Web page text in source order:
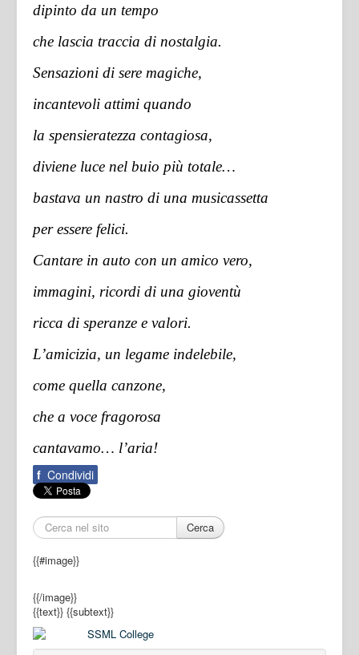
dipinto da un tempo
che lascia traccia di nostalgia.
Sensazioni di sere magiche,
incantevoli attimi quando
la spensieratezza contagiosa,
diviene luce nel buio più totale…
bastava un nastro di una musicassetta
per essere felici.
Cantare in auto con un amico vero,
immagini, ricordi di una gioventù
ricca di speranze e valori.
L’amicizia, un legame indelebile,
come quella canzone,
che a voce fragorosa
cantavamo… l’aria!
f Condividi
Cerca
{{#image}}
{{/image}}
{{text}} {{subtext}}